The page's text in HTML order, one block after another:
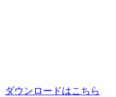
ダウンロードはこちら